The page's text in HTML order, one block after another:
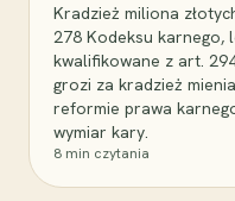
Kradzież miliona
278 Kodeksu karnego,
kwalifikowane z art.
grozi za kradzież
reformie prawa
wymiar kary.
8 min czytania